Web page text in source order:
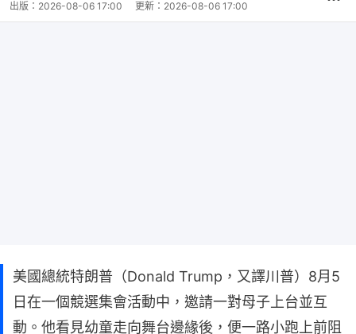
出版： 2026-08-06 17:00 更新： 2026-08-06 17:00
美國總統特朗普（Donald Trump，又譯川普）8月5
日在一個競選集會活動中，邀請一對母子上台並互
動。他看見幼童走向舞台邊緣後，便一路小跑上前阻